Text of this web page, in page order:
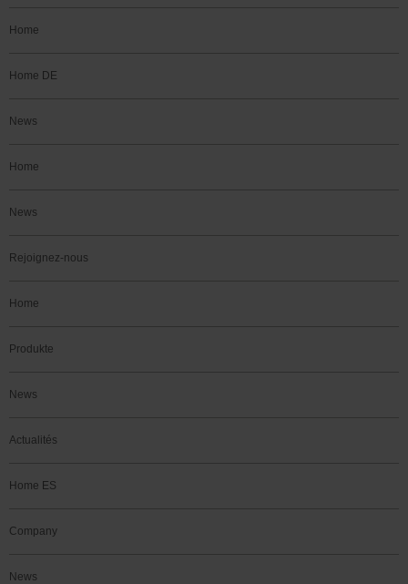
Home
Home DE
News
Home
News
Rejoignez-nous
Home
Produkte
News
Actualités
Home ES
Company
News